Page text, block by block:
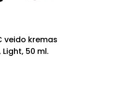
veido kremas
Light, 50 ml.